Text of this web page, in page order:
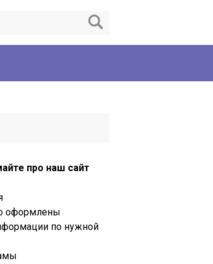
про наш сайт
оформлены
по нужной